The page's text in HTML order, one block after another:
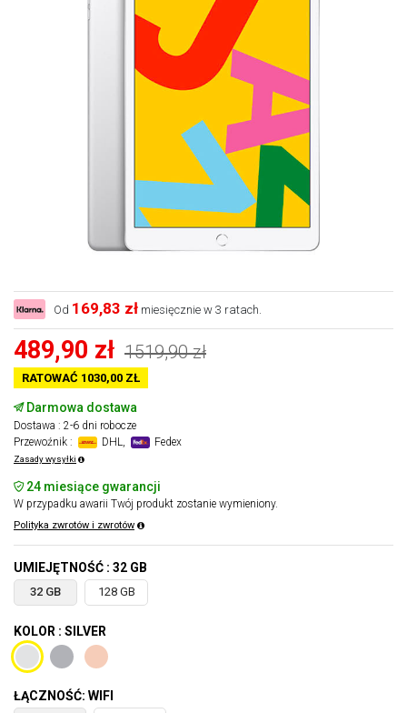
Od 169,83 zł miesięcznie w 3 ratach.
489,90 zł 1519,90 zł
RATOWAĆ 1030,00 ZŁ
Darmowa dostawa
Dostawa : 2-6 dni robocze
Przewoźnik :
DHL, Fedex
Zasady wysyłki
24 miesiące gwarancji
W przypadku awarii Twój produkt zostanie wymieniony.
Polityka zwrotów i zwrotów
UMIEJĘTNOŚĆ : 32 GB
32 GB 128 GB
KOLOR : SILVER
ŁĄCZNOŚĆ: WIFI